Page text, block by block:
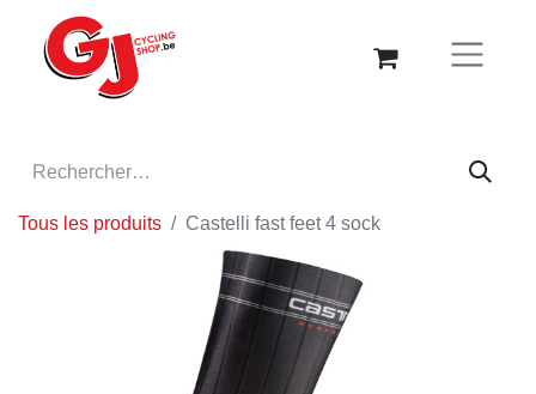
Tous les produits Castelli fast feet 4 sock